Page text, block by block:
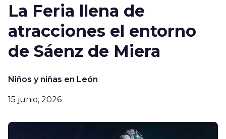
La Feria llena de
atracciones el entorno
de Sáenz de Miera
Niños y niñas en León
15 junio, 2026